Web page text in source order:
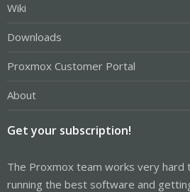
Wiki
Downloads
Proxmox Customer Portal
About
Get your subscription!
The Proxmox team works very hard
running the best software and